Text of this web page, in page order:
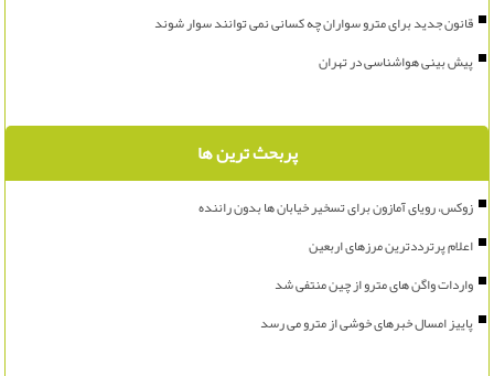
قانون جدید برای مترو سواران چه کسانی نمی توانند سوار شوند
پیش بینی هواشناسی در تهران
پربحث ترین ها
زوکس، رویای آمازون برای تسخیر خیابان ها بدون راننده
اعلام پرترددترین مرزهای اربعین
واردات واگن های مترو از چین منتفی شد
پاییز امسال خبرهای خوشی از مترو می رسد